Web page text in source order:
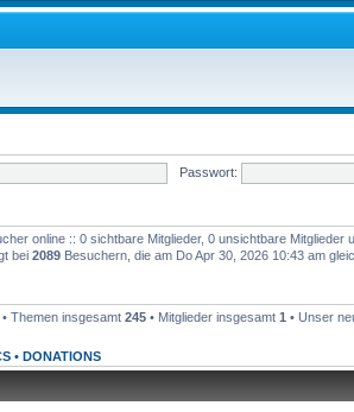
Passwort:
online :: 0 sichtbare Mitglieder, 0 unsichtbare
bei 2089 Besuchern, die am Do Apr 30, 2026 10:43 am
• Themen insgesamt 245 • Mitglieder insgesamt 1 • Unser
• DONATIONS